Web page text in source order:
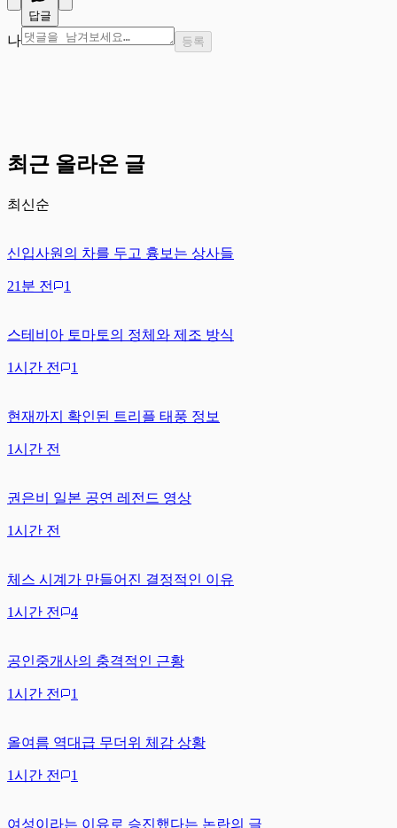
답글
나 등록
최근 올라온 글
최신순
신입사원의 차를 두고 흉보는 상사들
21분 전 1
스테비아 토마토의 정체와 제조 방식
1시간 전 1
현재까지 확인된 트리플 태풍 정보
1시간 전
권은비 일본 공연 레전드 영상
1시간 전
체스 시계가 만들어진 결정적인 이유
1시간 전 4
공인중개사의 충격적인 근황
1시간 전 1
올여름 역대급 무더위 체감 상황
1시간 전 1
여성이라는 이유로 승진했다는 논란의 글